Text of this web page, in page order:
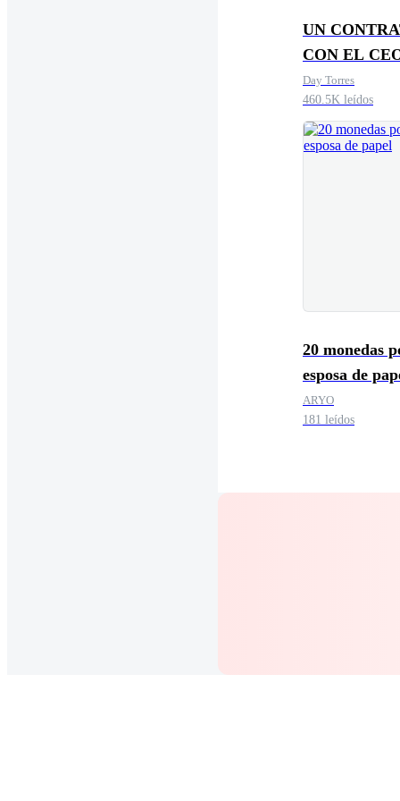
UN
CON EL
Engaños de
Day Torres
460.5K leídos
20 monedas
esposa de
ARYO
181 leídos